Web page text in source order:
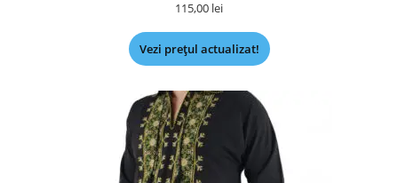
115,00 lei
Vezi prețul actualizat!